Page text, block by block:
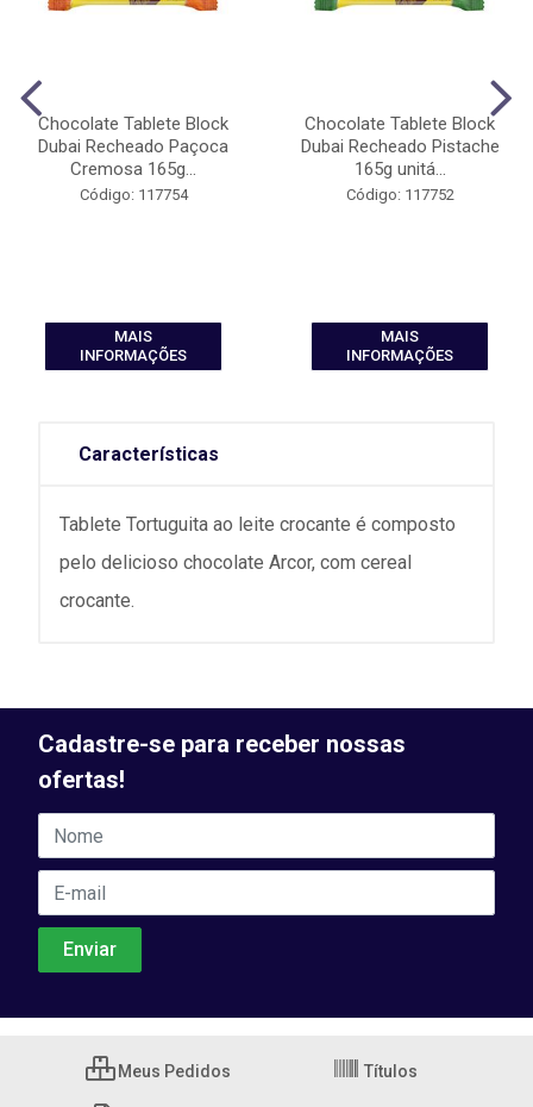
Chocolate Tablete Block
Dubai Recheado Paçoca
Cremosa 165g...
Código: 117754
MAIS
INFORMAÇÕES
Chocolate Tablete Block
Dubai Recheado Pistache
165g unitá...
Código: 117752
MAIS
INFORMAÇÕES
Características
Tablete Tortuguita ao leite crocante é composto
pelo delicioso chocolate Arcor, com cereal
crocante.
Cadastre-se para receber nossas
ofertas!
Meus Pedidos Títulos